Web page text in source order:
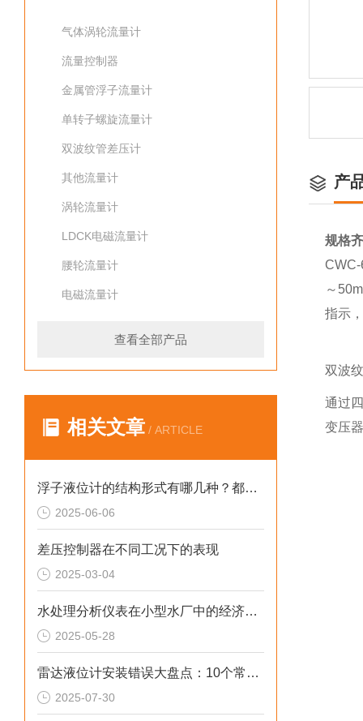
气体涡轮流量计
流量控制器
金属管浮子流量计
单转子螺旋流量计
双波纹管差压计
其他流量计
涡轮流量计
LDCK电磁流量计
腰轮流量计
电磁流量计
查看全部产品
相关文章 / ARTICLE
浮子液位计的结构形式有哪几种？都适用于哪些范围？
2025-06-06
差压控制器在不同工况下的表现
2025-03-04
水处理分析仪表在小型水厂中的经济性分析
2025-05-28
雷达液位计安装错误大盘点：10个常见问题影响测量精度
2025-07-30
产
规格
～
指示
双波
通过
变压